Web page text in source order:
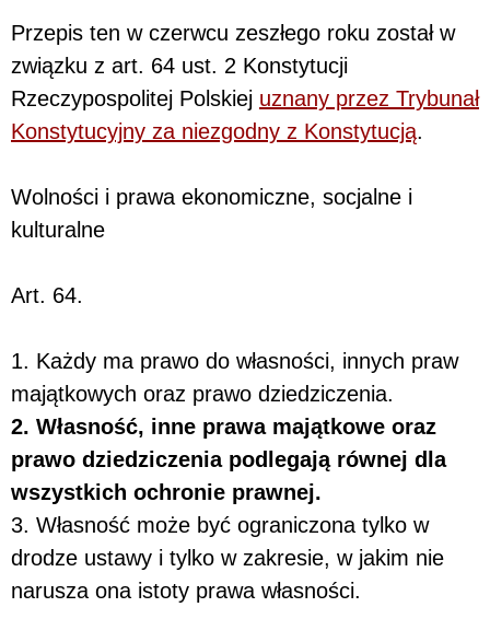
Przepis ten w czerwcu zeszłego roku został w
związku z art. 64 ust. 2 Konstytucji
Rzeczypospolitej Polskiej uznany przez Trybunał
Konstytucyjny za niezgodny z Konstytucją.
Wolności i prawa ekonomiczne, socjalne i
kulturalne
Art. 64.
1. Każdy ma prawo do własności, innych praw
majątkowych oraz prawo dziedziczenia.
2. Własność, inne prawa majątkowe oraz
prawo dziedziczenia podlegają równej dla
wszystkich ochronie prawnej.
3. Własność może być ograniczona tylko w
drodze ustawy i tylko w zakresie, w jakim nie
narusza ona istoty prawa własności.